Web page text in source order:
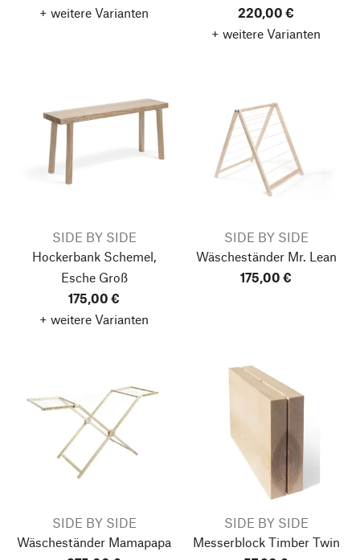
+ weitere Varianten
220,00 €
+ weitere Varianten
SIDE BY SIDE
Hockerbank Schemel,
EscheGroß
175,00 €
+ weitere Varianten
SIDE BY SIDE
Wäscheständer Mr. Lean
175,00 €
SIDE BY SIDE
Wäscheständer Mamapapa
SIDE BY SIDE
Messerblock Timber Twin